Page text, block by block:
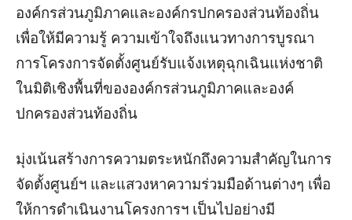
องค์กรส่วนภูมิภาคและองค์กรปกครองส่วนท้องถิ่น
เพื่อให้มีความรู้ ความเข้าใจถึงแนวทางการบูรณา
การโครงการจัดตั้งศูนย์รับแจ้งเหตุฉุกเฉินแห่งชาติ
ในมิติเชิงพื้นที่ขององค์กรส่วนภูมิภาคและองค์
ปกครองส่วนท้องถิ่น
มุ่งเน้นสร้างการความตระหนักถึงความสำคัญในการ
จัดตั้งศูนย์ฯ และแสวงหาความร่วมมือด้านต่างๆ เพื่อ
ให้การดำเนินงานโครงการฯ เป็นไปอย่างมี